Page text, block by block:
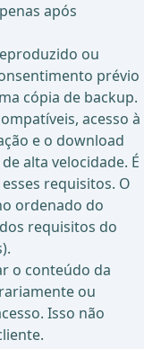
após
ou
prévio
cópia de backup.
acesso à
e o download
alta velocidade. É
requisitos. O
ordenado do
requisitos do
o conteúdo da
ou
Isso não